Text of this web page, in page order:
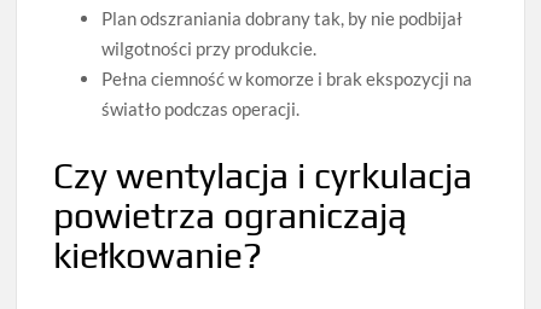
Plan odszraniania dobrany tak, by nie podbijał
wilgotności przy produkcie.
Pełna ciemność w komorze i brak ekspozycji na
światło podczas operacji.
Czy wentylacja i cyrkulacja
powietrza ograniczają
kiełkowanie?